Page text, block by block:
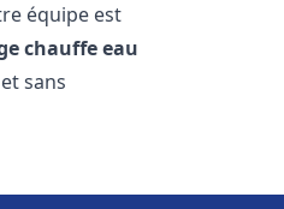
équipe est
chauffe eau
sans